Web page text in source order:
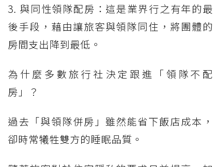
3. 與同性領隊配房：這是業界行之有年的最
後手段，藉由讓旅客與領隊同住，將團體的
房間支出降到最低。
為什麼多數旅行社決定跟進「領隊不配
房」？
過去「與領隊併房」雖然能省下飯店成本，
卻時常犧牲雙方的睡眠品質。